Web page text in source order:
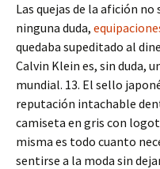
Las quejas de la afición no
ninguna duda,
quedaba supeditado al
Calvin Klein es, sin duda,
mundial. 13. El sello
reputación intachable
camiseta en gris con
misma es todo cuanto
sentirse a la moda sin